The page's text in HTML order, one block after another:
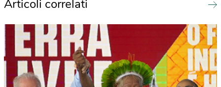
Articoli correlati